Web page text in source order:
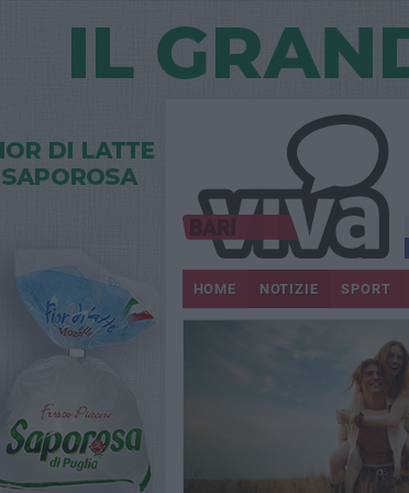
HOME NOTIZIE SPORT